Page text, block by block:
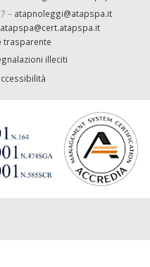
– atapnoleggi@atapspa.it
atapspa@cert.atapspa.it
trasparente
illeciti